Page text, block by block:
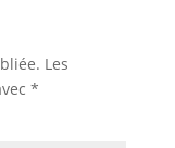
Les
*